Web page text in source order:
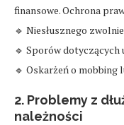
finansowe. Ochrona
🔹 Niesłusznego
🔹 Sporów dotyczących
🔹 Oskarżeń o mobbing
2. Problemy z
należności